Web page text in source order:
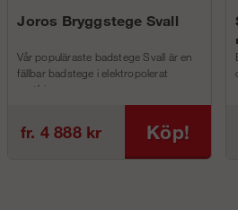
Joros Bryggstege Svall
Vår populäraste badstege Svall är en
fällbar badstege i elektropolerat
rostfri...
fr. 4 888 kr Köp!